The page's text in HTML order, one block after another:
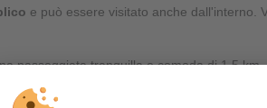
e può essere visitato anche dall'interno.
passeggiata tranquilla e comoda di 1,5